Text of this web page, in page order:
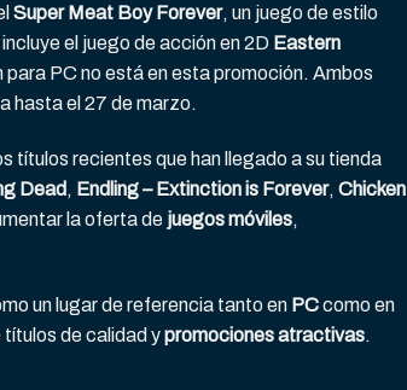
Super Meat Boy Forever, un juego de estilo
el juego de acción en 2D Eastern
para PC no está en esta promoción. Ambos
hasta el 27 de marzo.
títulos recientes que han llegado a su tienda
Dead , Endling – Extinction is Forever, Chicken
la oferta de juegos móviles,
un lugar de referencia tanto en PCcomo en
de calidad ypromociones atractivas.